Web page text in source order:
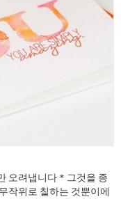
오려냅니다＊그것을 종
작위로 칠하는 것뿐이에